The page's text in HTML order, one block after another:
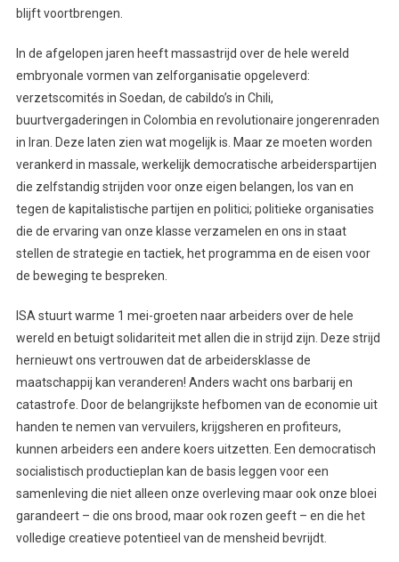
blijft voortbrengen.
In de afgelopen jaren heeft massastrijd over de hele wereld
embryonale vormen van zelforganisatie opgeleverd:
verzetscomités in Soedan, de cabildo’s in Chili,
buurtvergaderingen in Colombia en revolutionaire jongerenraden
in Iran. Deze laten zien wat mogelijk is. Maar ze moeten worden
verankerd in massale, werkelijk democratische arbeiderspartijen
die zelfstandig strijden voor onze eigen belangen, los van en
tegen de kapitalistische partijen en politici; politieke organisaties
die de ervaring van onze klasse verzamelen en ons in staat
stellen de strategie en tactiek, het programma en de eisen voor
de beweging te bespreken.
ISA stuurt warme 1 mei-groeten naar arbeiders over de hele
wereld en betuigt solidariteit met allen die in strijd zijn. Deze strijd
hernieuwt ons vertrouwen dat de arbeidersklasse de
maatschappij kan veranderen! Anders wacht ons barbarij en
catastrofe. Door de belangrijkste hefbomen van de economie uit
handen te nemen van vervuilers, krijgsheren en profiteurs,
kunnen arbeiders een andere koers uitzetten. Een democratisch
socialistisch productieplan kan de basis leggen voor een
samenleving die niet alleen onze overleving maar ook onze bloei
garandeert – die ons brood, maar ook rozen geeft – en die het
volledige creatieve potentieel van de mensheid bevrijdt.